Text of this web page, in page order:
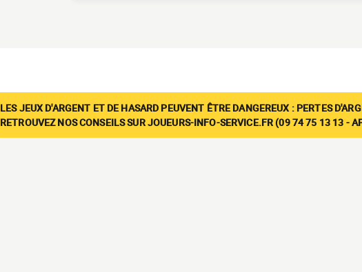
LES JEUX D'ARGENT ET DE HASARD PEUVENT ÊTRE DANGEREUX : PERTES
RETROUVEZ NOS CONSEILS SUR JOUEURS-INFO-SERVICE.FR (09 74 75 13 13 -